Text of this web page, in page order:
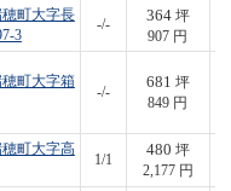
町大字長
3
-/-
364坪
907 円
町大字箱
-/-
681 坪
849 円
町大字高
1/1
480 坪
2,177 円